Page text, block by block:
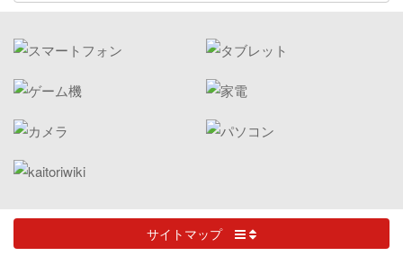
サイトマップ